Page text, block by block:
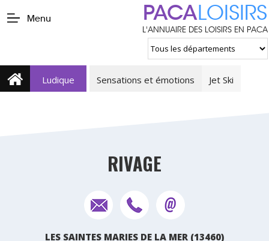
Menu PACALOISIRS
L'ANNUAIRE DES LOISIRS EN PACA
Ludique Sensations et émotions Jet Ski
RIVAGE
LES SAINTES MARIES DE LA MER (13460)